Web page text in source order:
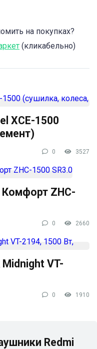
на покупках?
(кликабельно)
XCE-1500
0 3527
ZHC-
0 2660
VT-
0 1910
Redmi